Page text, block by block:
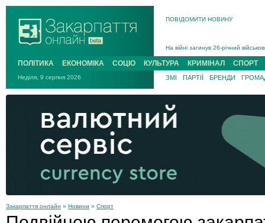
ПОВІДОМИТИ НОВИНУ
Підтвердили загибель
На війні загинув 26-річний
ПОЛІТИКА ЕКОНОМІКА СОЦІО КУЛЬТУРА КРИМІНАЛ СПОРТ
Неділя, 9 серпня 2026 ЗМІ ПАРТІЇ БРЕНДИ
Закарпаття онлайн » Новини » Спорт